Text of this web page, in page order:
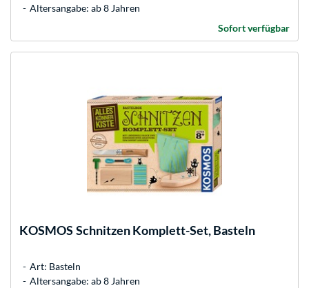
Altersangabe: ab 8 Jahren
Sofort verfügbar
KOSMOS Schnitzen Komplett-Set, Basteln
Art: Basteln
Altersangabe: ab 8 Jahren